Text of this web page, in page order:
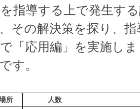
指導する上で発生す
その解決策を探り、
「応用編」を実施し
す。
所 人数